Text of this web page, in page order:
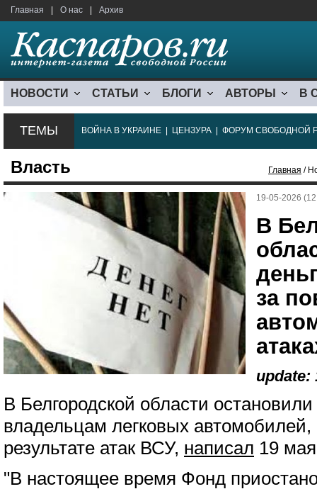
Главная О нас Архив
НОВОСТИ СТАТЬИ БЛОГИ АВТОРЫ В
ТЕМЫ ВОЙНА В УКРАИНЕ ЦЕНЗУРА ФОРУМ СВОБОДНОЙ
Власть Главная /
19-05-2026
В
за
update:
В Белгородской области
владельцам легковых
результате атак ВСУ, написал 19
"В настоящее время Фонд